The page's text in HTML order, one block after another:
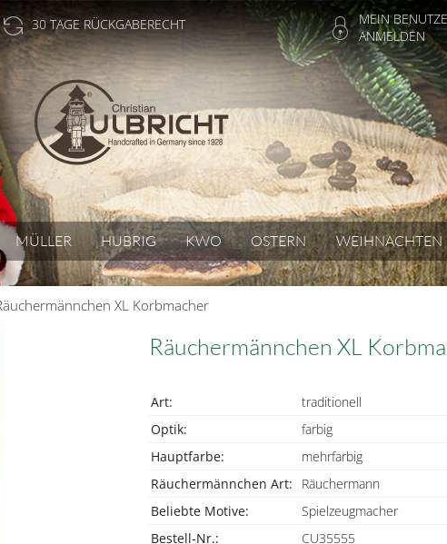
30 TAGE RÜCKGABERECHT
MEIN
ANMELDEN
MÜLLER HUBRIG KWO OSTERN WEIHNACHTEN
XL Korbmacher
Räuchermännchen XL
Art:
traditionell
Optik:
farbig
Hauptfarbe:
mehrfarbig
Räuchermännchen Art:
Räuchermann
Beliebte Motive:
Spielzeugmacher
Bestell-Nr.:
CU35555